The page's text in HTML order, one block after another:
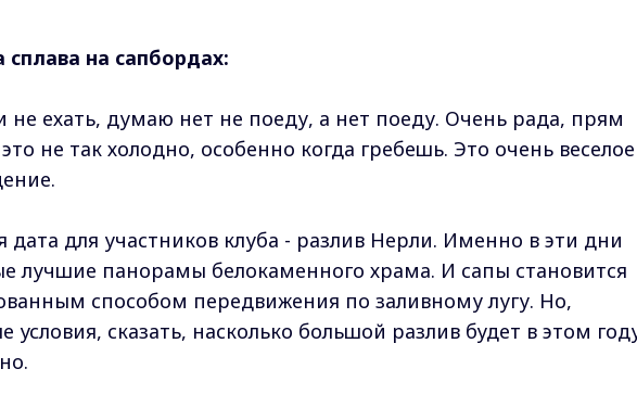
сплава на сапбордах:
не ехать, думаю нет не поеду, а нет поеду. Очень рада, прям
не так холодно, особенно когда гребешь. Это очень веселое
для участников клуба - разлив Нерли. Именно в эти дни
лучшие панорамы белокаменного храма. И сапы становится
способом передвижения по заливному лугу. Но,
условия, сказать, насколько большой разлив будет в этом